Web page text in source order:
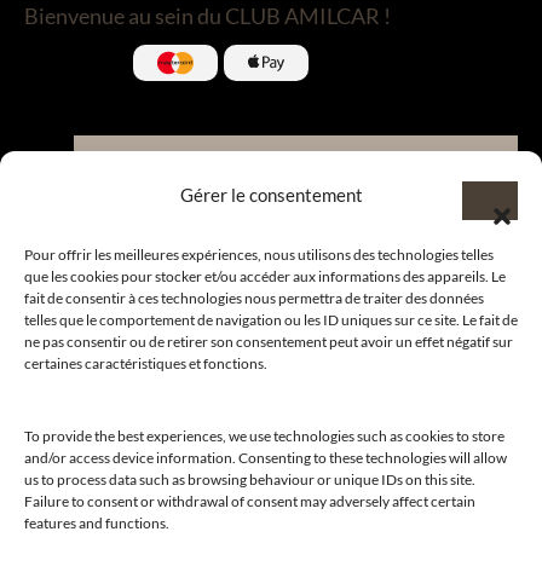
Gérer le consentement
Pour offrir les meilleures expériences, nous utilisons des technologies telles
que les cookies pour stocker et/ou accéder aux informations des appareils. Le
fait de consentir à ces technologies nous permettra de traiter des données
telles que le comportement de navigation ou les ID uniques sur ce site. Le fait de
ne pas consentir ou de retirer son consentement peut avoir un effet négatif sur
certaines caractéristiques et fonctions.
To provide the best experiences, we use technologies such as cookies to store
and/or access device information. Consenting to these technologies will allow
us to process data such as browsing behaviour or unique IDs on this site.
Failure to consent or withdrawal of consent may adversely affect certain
features and functions.
Bienvenue au sein du CLUB AMILCAR !
CLUB.
Suivre nos actualités
Suivre l’actualité de nos marques et celle du CLUB !
Merci de nous suivre